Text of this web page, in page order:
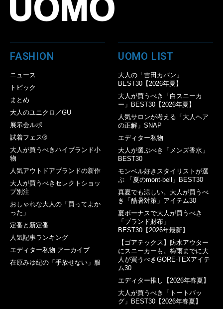
FASHION
ニュース
トピック
まとめ
大人のユニクロ／GU
展示会ルポ
試着フェス®︎
大人が買うべきハイブランド小
物
人気アウトドアブランドの新作
大人が買うべきセレクトショッ
プ別注
おしゃれな大人の「買ってよか
った」
定番と新定番
人気記事ランキング
エディター私物 アーカイブ
在原みゆ紀の「手放せない」服
UOMO LIST
大人の「吉田カバン」
BEST30【2026年夏】
大人が買うべき「白スニーカ
ー」BEST30【2026年夏】
人気サロンが考える「大人ヘア
の正解」SNAP
エディター私物
大人が選ぶべき「メンズ香水」
BEST30
モンベル好きスタイリストが選
ぶ 「夏のmont-bell」BEST30
真夏でも涼しい。大人が買うべ
き「酷暑対策」アイテム30
夏ボーナスで大人が買うべき
「ブランド財布」
BEST30【2026年最新】
【ゴアテックス】防水アウター
にスニーカーも。梅雨までに大
人が買うべきGORE-TEXアイテ
ム30
エディター推し【2026年春夏】
大人が買うべき「トートバッ
グ」BEST30【2026年春夏】